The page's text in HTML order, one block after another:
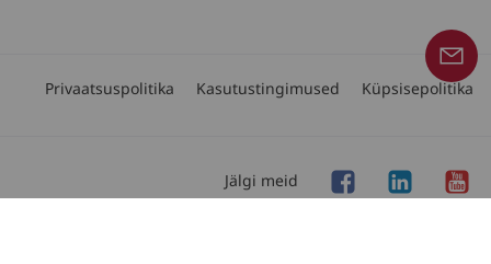
Privaatsuspolitika Kasutustingimused Küpsisepolitika
Jälgi meid